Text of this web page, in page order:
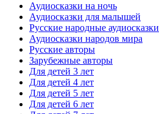
Аудиосказки на ночь
Аудиосказки для малышей
Русские народные аудиосказки
Аудиосказки народов мира
Русские авторы
Зарубежные авторы
Для детей 3 лет
Для детей 4 лет
Для детей 5 лет
Для детей 6 лет